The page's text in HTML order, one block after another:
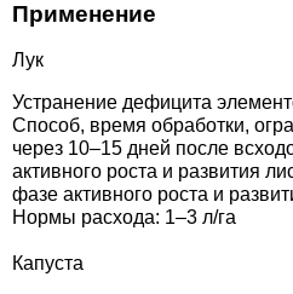
Применение
Лук
Устранение дефицита
Способ, время обработки,
через 10–15 дней после
активного роста и развития
фазе активного роста и
Нормы расхода: 1–3 л/га
Капуста